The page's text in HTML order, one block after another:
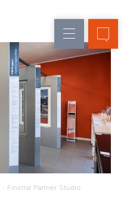
- Finstral Partner Studio